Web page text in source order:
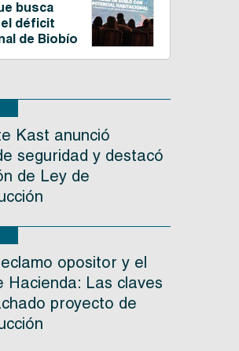
busca
déficit
de Biobío
Kast anunció
seguridad y destacó
de Ley de
opositor y el
Hacienda: Las claves
proyecto de